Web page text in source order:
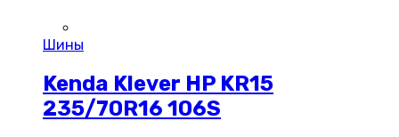
Шины
Kenda Klever HP KR15
235/70R16 106S